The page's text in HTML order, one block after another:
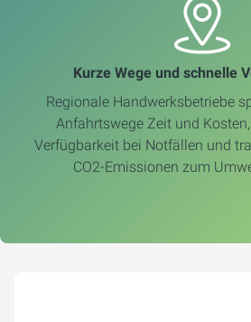
Kurze Wege und schnelle
Regionale Handwerksbetriebe
Anfahrtswege Zeit und
Verfügbarkeit bei Notfällen und
CO2-Emissionen zum